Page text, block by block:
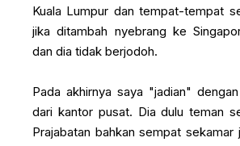
Kuala Lumpur dan tempat-tempat
jika ditambah nyebrang ke
dan dia tidak berjodoh.
Pada akhirnya saya "jadian"
dari kantor pusat. Dia dulu teman
Prajabatan bahkan sempat